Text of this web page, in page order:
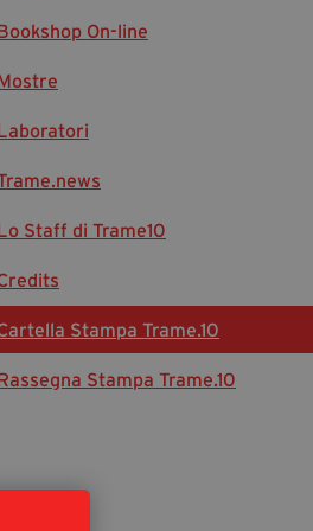
Diventa Partner
Dona
Civico Trame
#Trameascuola
Visioni Civiche
Mostra 3D - Visioni Civiche
Il Diritto di Essere
Contatti
On-line
Staff di Trame10
Stampa Trame.10
Stampa Trame.10